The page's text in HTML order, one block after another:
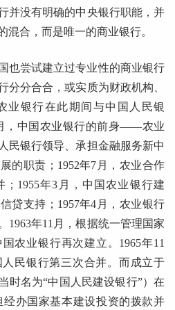
并没有明确的中央银行职能，并
混合，而是唯一的商业银行。
也尝试建立过专业性的商业银行
分分合合，或实质为财政机构、
业银行在此期间与中国人民银
，中国农业银行的前身——农业
民银行领导、承担金融服务新中
的职责；1952年7月，农业合作
1955年3月，中国农业银行建
贷支持；1957年4月，农业银行
1963年11月，根据统一管理国家
农业银行再次建立。1965年11
民银行第三次合并。而成立于
时名为“中国人民建设银行”）在
经办国家基本建设投资的拨款并